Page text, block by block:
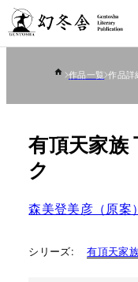
作品一覧 作品
有頂天家
ク
森美登美彦（原案）
シリーズ: 有頂天家